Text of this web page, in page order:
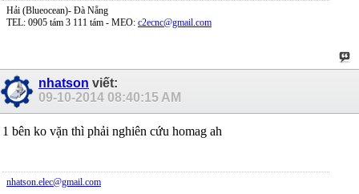
Hải (Blueocean)- Đà Nẵng
TEL: 0905 tám 3 111 tám - MEO: c2ecnc@gmail.com
nhatson viết:
09-10-2014 08:40:15 AM
1 bên ko vặn thì phải nghiên cứu homag ah
nhatson.elec@gmail.com